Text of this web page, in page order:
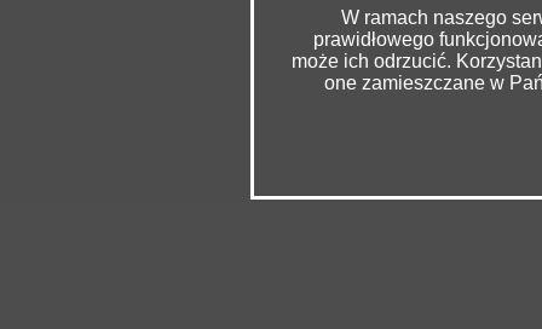
W ramach naszego
prawidłowego
może ich odrzucić.
one zamieszczane w